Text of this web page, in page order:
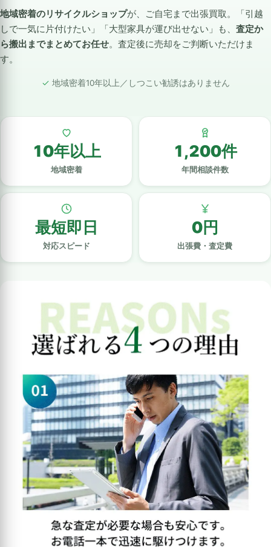
地域密着のリサイクルショップが、ご自宅まで出張買取。「引越
しで一気に片付けたい」「大型家具が運び出せない」も、 査定か
ら搬出までまとめてお任せ。査定後に売却をご判断いただけま
す。
地域密着10年以上／しつこい勧誘はありません
10年以上
地域密着
1,200件
年間相談件数
最短即日
対応スピード
0円
出張費・査定費